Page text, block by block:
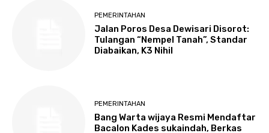
PEMERINTAHAN
Jalan Poros Desa Dewisari Disorot:
Tulangan “Nempel Tanah”, Standar
Diabaikan, K3 Nihil
PEMERINTAHAN
Bang Warta wijaya Resmi Mendaftar
Bacalon Kades sukaindah, Berkas